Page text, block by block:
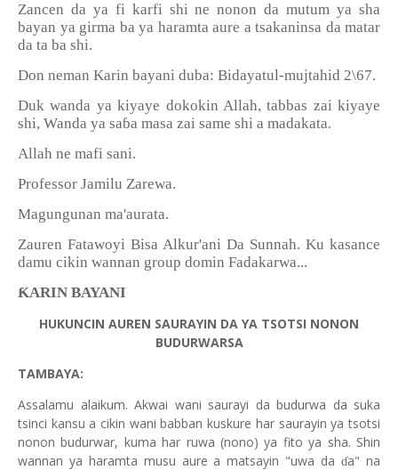
Zancen da ya fi karfi shi ne nonon da mutum ya sha
bayan ya girma ba ya haramta aure a tsakaninsa da matar
da ta ba shi.
Don neman Karin bayani duba: Bidayatul-mujtahid 2\67.
Duk wanda ya kiyaye dokokin Allah, tabbas zai kiyaye
shi, Wanda ya saɓa masa zai same shi a madakata.
Allah ne mafi sani.
Professor Jamilu Zarewa.
Magungunan ma'aurata.
Zauren Fatawoyi Bisa Alkur'ani Da Sunnah. Ku kasance
damu cikin wannan group domin Fadakarwa...
ƘARIN BAYANI
HUKUNCIN AUREN SAURAYIN DA YA TSOTSI NONON
BUDURWARSA
TAMBAYA:
Assalamu alaikum. Akwai wani saurayi da budurwa da suka
tsinci kansu a cikin wani babban kuskure har saurayin ya tsotsi
nonon budurwar, kuma har ruwa (nono) ya fito ya sha. Shin
wannan ya haramta musu aure a matsayin "uwa daɗa" na